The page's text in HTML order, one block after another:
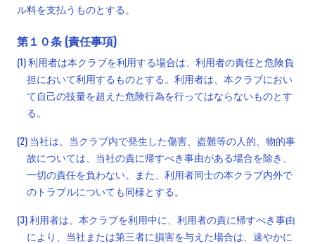
ル料を支払うものとする。
第１０条 (責任事項)
(1) 利用者は本クラブを利用する場合は、利用者の責任と危険負
担において利用するものとする。利用者は、本クラブにおい
て自己の技量を超えた危険行為を行ってはならないものとす
る。
(2) 当社は、当クラブ内で発生した傷害、盗難等の人的、物的事
故については、当社の責に帰すべき事由がある場合を除き、
一切の責任を負わない。また、利用者同士の本クラブ内外で
のトラブルについても同様とする。
(3) 利用者は、本クラブを利用中に、利用者の責に帰すべき事由
により、当社または第三者に損害を与えた場合は、速やかに